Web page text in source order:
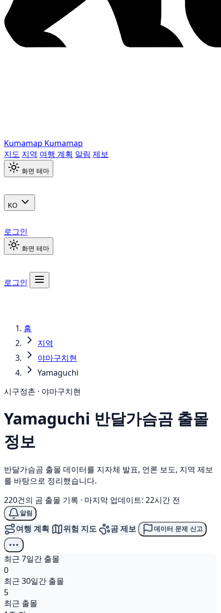
Kumamap Kumamap
지도 지역 여행 계획 알림 제보
화면 테마
KO
로그인
화면 테마
로그인
홈
지역
야마구치현
Yamaguchi
시구정촌 · 야마구치현
Yamaguchi 반달가슴곰 출몰
정보
반달가슴곰 출몰 데이터를 지자체 발표, 언론 보도, 지역 제보
를 바탕으로 정리했습니다.
220건의 곰 출몰 기록 · 마지막 업데이트: 22시간 전
알림
여행 계획 위험 지도 곰 제보 데이터 문제 신고
최근 7일간 출몰
0
최근 30일간 출몰
5
최근 출몰